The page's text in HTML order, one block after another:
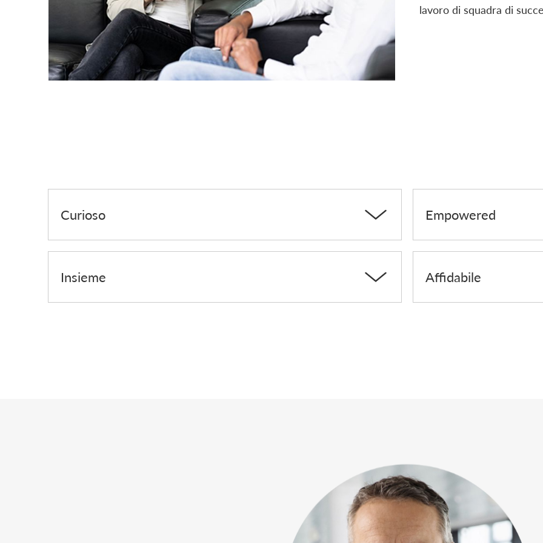
lavoro di squadra di
Curioso Empowered
Insieme Affidabile